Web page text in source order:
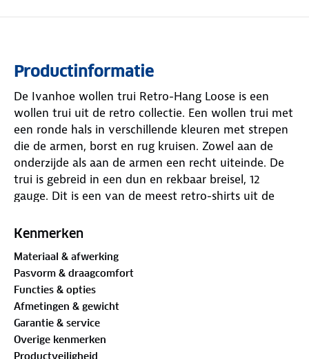
Productinformatie
De Ivanhoe wollen trui Retro-Hang Loose is een
wollen trui uit de retro collectie. Een wollen trui met
een ronde hals in verschillende kleuren met strepen
die de armen, borst en rug kruisen. Zowel aan de
onderzijde als aan de armen een recht uiteinde. De
trui is gebreid in een dun en rekbaar breisel, 12
gauge. Dit is een van de meest retro-shirts uit de
aangeraden om een maat kleiner te nemen.
Onderstaand de belangrijkste kenmerken van de
Retro-Hang Loose trui:
100% wol
Kenmerken
Materiaal & afwerking
Pasvorm & draagcomfort
Functies & opties
Afmetingen & gewicht
Garantie & service
Overige kenmerken
Productveiligheid